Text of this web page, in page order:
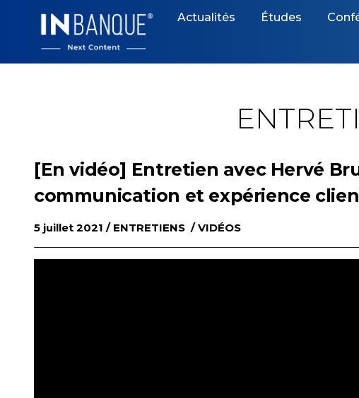
content
Actualités Études
[En vidéo] Entretien avec Hervé
communication et expérience
5 juillet 2021 / ENTRETIENS /VIDÉOS